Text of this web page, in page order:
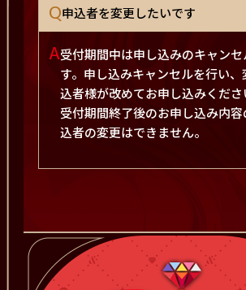
Q申込者を変更したいです
A受付期間中は申し込みのキャンセ
す。申し込みキャンセルを行い
込者様が改めてお申し込みくださ
受付期間終了後のお申し込み内
込者の変更はできません。